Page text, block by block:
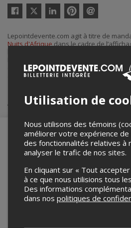
Twitter
courriel
Lepointdevente.com agit à titre de
Nuits d'Afriquedans le cadre de
Pour plus d’information à propos de cet
contacter l’organisateur de l’événement,
info@festivalnuitsdafrique.com
Achat de billets
Merci de confirmer que
robot ci-
Utilisation de
Nous utilisons des témoins
améliorer votre expérience
des fonctionnalités relatives à
analyser le trafic de nos sites.
En cliquant sur « Tout
à ce que nous utilisions tous
Des informations
dans nos politiques de